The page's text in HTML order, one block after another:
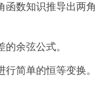
函数知识推导出两角
余弦公式。
简单的恒等变换。